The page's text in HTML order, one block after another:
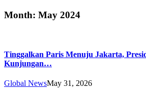
Month: May 2024
Tinggalkan Paris Menuju Jakarta,
Kunjungan…
Global NewsMay 31, 2026